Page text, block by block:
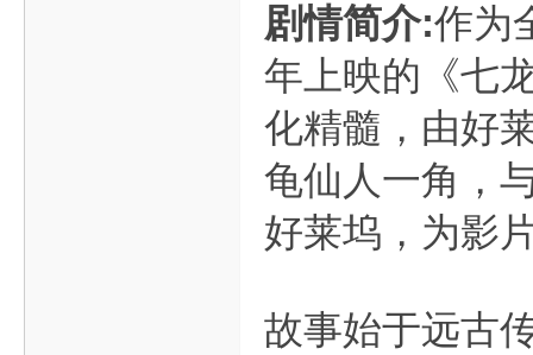
剧情简介:作为
年上映的《七
化精髓，由好
龟仙人一角，
好莱坞，为影
故事始于远古